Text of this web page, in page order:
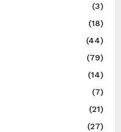
(3)
(18)
(44)
(79)
(14)
(7)
(21)
(27)